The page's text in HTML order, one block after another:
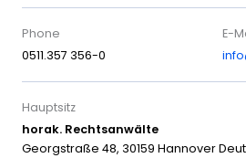
Phone
0511.357 356-0
E-
Hauptsitz
horak. Rechtsanwälte
Georgstraße 48, 30159 Hannover